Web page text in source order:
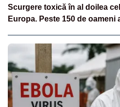
Scurgere toxică în al doilea
Europa. Peste 150 de oameni